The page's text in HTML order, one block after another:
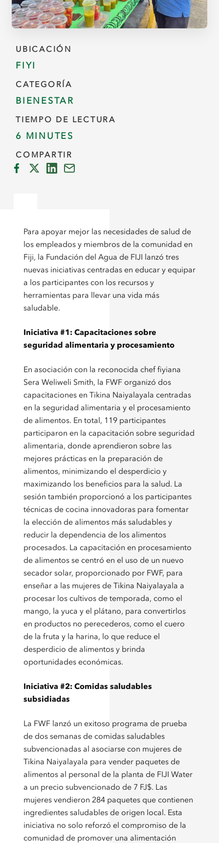
UBICACIÓN
FIYI
CATEGORÍA
BIENESTAR
TIEMPO DE LECTURA
6 MINUTES
COMPARTIR
Para apoyar mejor las necesidades de salud de
los empleados y miembros de la comunidad en
Fiji, la Fundación del Agua de FIJI lanzó tres
nuevas iniciativas centradas en educar y equipar
a los participantes con los recursos y
herramientas para llevar una vida más
saludable.
Iniciativa #1: Capacitaciones sobre
seguridad alimentaria y procesamiento
En asociación con la reconocida chef fiyiana
Sera Weliweli Smith, la FWF organizó dos
capacitaciones en Tikina Naiyalayala centradas
en la seguridad alimentaria y el procesamiento
de alimentos. En total, 119 participantes
participaron en la capacitación sobre seguridad
alimentaria, donde aprendieron sobre las
mejores prácticas en la preparación de
alimentos, minimizando el desperdicio y
maximizando los beneficios para la salud. La
sesión también proporcionó a los participantes
técnicas de cocina innovadoras para fomentar
la elección de alimentos más saludables y
reducir la dependencia de los alimentos
procesados. La capacitación en procesamiento
de alimentos se centró en el uso de un nuevo
secador solar, proporcionado por FWF, para
enseñar a las mujeres de Tikina Naiyalayala a
procesar los cultivos de temporada, como el
mango, la yuca y el plátano, para convertirlos
en productos no perecederos, como el cuero
de la fruta y la harina, lo que reduce el
desperdicio de alimentos y brinda
oportunidades económicas.
Iniciativa #2: Comidas saludables
subsidiadas
La FWF lanzó un exitoso programa de prueba
de dos semanas de comidas saludables
subvencionadas al asociarse con mujeres de
Tikina Naiyalayala para vender paquetes de
alimentos al personal de la planta de FIJI Water
a un precio subvencionado de 7 FJ$. Las
mujeres vendieron 284 paquetes que contienen
ingredientes saludables de origen local. Esta
iniciativa no solo reforzó el compromiso de la
comunidad de promover una alimentación